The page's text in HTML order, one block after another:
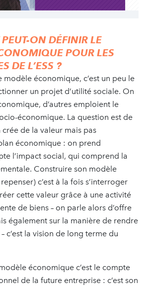
ON DÉFINIR LE
POUR LES
DE L’ESS ?
modèle économique, c’est un peu le
un projet d’utilité sociale. On
d’autres emploient le
économique. La question est de
de la valeur mais pas
économique : on prend
l’impact social, qui comprend la
Construire son modèle
c’est à la fois s’interroger
cette valeur grâce à une activité
de biens – on parle alors d’offre
également sur la manière de rendre
c’est la vision de long terme du
économique c’est le compte
de la future entreprise : c’est son